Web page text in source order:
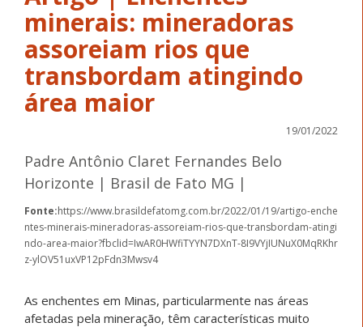
minerais: mineradoras
assoreiam rios que
transbordam atingindo
área maior
19/01/2022
Padre Antônio Claret Fernandes Belo
Horizonte | Brasil de Fato MG |
Fonte:https://www.brasildefatomg.com.br/2022/01/19/artigo-enche
ntes-minerais-mineradoras-assoreiam-rios-que-transbordam-atingi
ndo-area-maior?fbclid=IwAR0HWfiTYYN7DXnT-8I9VYjIUNuX0MqRKhr
z-ylOV51uxVP12pFdn3Mwsv4
As enchentes em Minas, particularmente nas áreas
afetadas pela mineração, têm características muito